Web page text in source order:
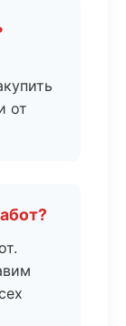
от